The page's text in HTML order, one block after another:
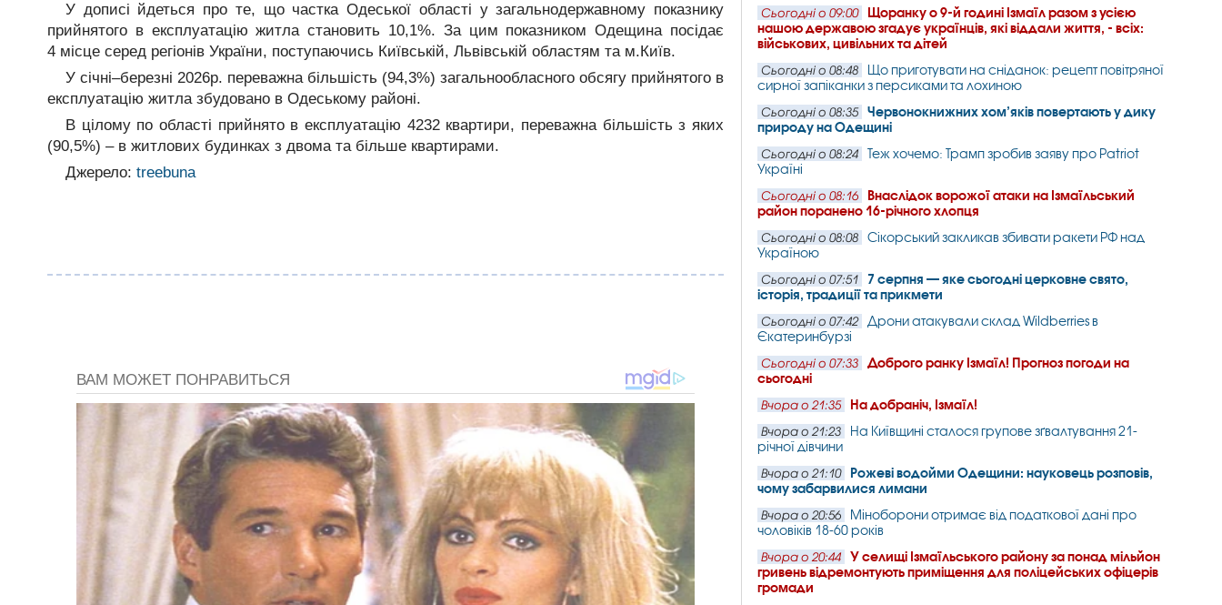
У дописі йдеться про те, що частка Одеської області у загальнодержавному показнику
прийнятого в експлуатацію житла становить 10,1%. За цим показником Одещина посідає
4 місце серед регіонів України, поступаючись Київській, Львівській областям та м.Київ.
У січні–березні 2026р. переважна більшість (94,3%) загальнообласного обсягу прийнятого в
експлуатацію житла збудовано в Одеському районі.
В цілому по області прийнято в експлуатацію 4232 квартири, переважна більшість з яких
(90,5%) – в житлових будинках з двома та більше квартирами.
Джерело: treebuna
Сьогодні о 09:00
Щоранку о 9-й годині Ізмаїл разом з усією
нашою державою згадує українців, які віддали життя, - всіх:
військових, цивільних та дітей
Сьогодні о 08:48
Що приготувати на сніданок: рецепт повітряної
сирної запіканки з персиками та лохиною
Сьогодні о 08:35
Червонокнижних хом’яків повертають у дику
природу на Одещині
Сьогодні о 08:24
Теж хочемо: Трамп зробив заяву про Patriot
Україні
Сьогодні о 08:16
Внаслідок ворожої атаки на Ізмаїльський
район поранено 16-річного хлопця
Сьогодні о 08:08
Сікорський закликав збивати ракети РФ над
Україною
Сьогодні о 07:51
7 серпня — яке сьогодні церковне свято,
історія, традиції та прикмети
Сьогодні о 07:42
Дрони атакували склад Wildberries в
Єкатеринбурзі
Сьогодні о 07:33
Доброго ранку Ізмаїл! Прогноз погоди на
сьогодні
Вчора о 21:35 На добраніч, Ізмаїл!
Вчора о 21:23
На Київщині сталося групове зґвалтування 21-
річної дівчини
Вчора о 21:10
Рожеві водойми Одещини: науковець розповів,
чому забарвилися лимани
Вчора о 20:56
Міноборони отримає від податкової дані про
чоловіків 18-60 років
Вчора о 20:44
У селищі Ізмаїльського району за понад мільйон
гривень відремонтують приміщення для поліцейських офіцерів
громади